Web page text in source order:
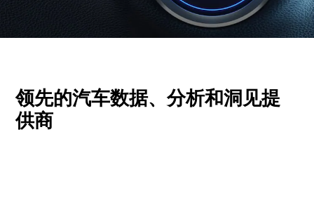
领先的汽车数据、分析和洞见提
供商